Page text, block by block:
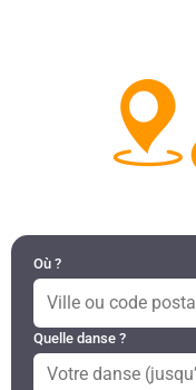
Où ?
Quelle danse ?